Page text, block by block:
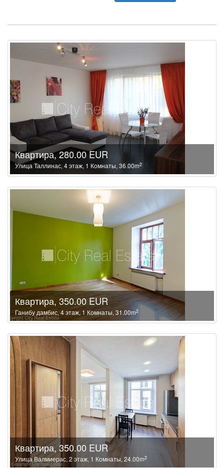
Квартира, 280.00 EUR
Улица Таллинас, 4 этаж, 1 Комнаты, 36.00m2
Квартира, 350.00 EUR
Ганибу дамбис, 4 этаж, 1 Комнаты, 31.00m2
Квартира, 350.00 EUR
Улица Валмиерас, 2 этаж, 1 Комнаты, 24.00m2